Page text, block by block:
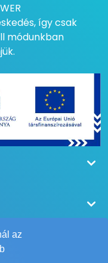
így csak
módunkban
az